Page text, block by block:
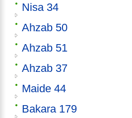
Nisa 34
Ahzab 50
Ahzab 51
Ahzab 37
Maide 44
Bakara 179